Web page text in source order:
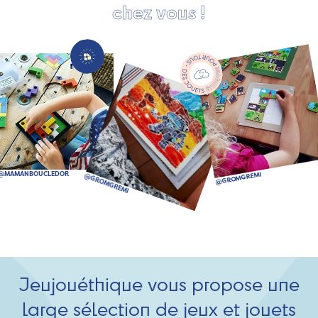
chez vous !
Jeujouéthique vous propose une
large sélection de jeux et jouets